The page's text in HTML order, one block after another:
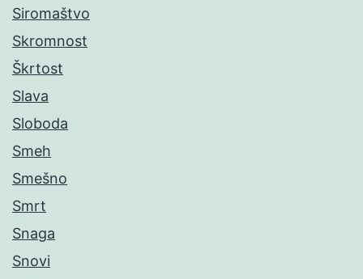
Siromaštvo
Skromnost
Škrtost
Slava
Sloboda
Smeh
Smešno
Smrt
Snaga
Snovi